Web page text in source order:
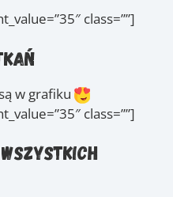
class=””]
w grafiku
class=””]